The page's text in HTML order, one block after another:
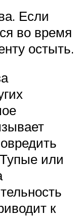
Если
во время
остыть.
или
к